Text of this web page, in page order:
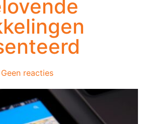
Geen reacties